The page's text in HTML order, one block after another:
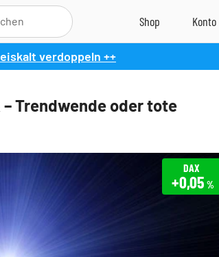
verdoppeln ++
Trendwende oder tote
DAX
+0,05 %